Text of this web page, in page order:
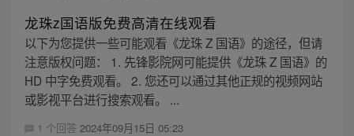
龙珠z国语版免费高清在线观看
以下为您提供一些可能观看《龙珠 Z 国语》的途径，但请
注意版权问题： 1. 先锋影院网可能提供《龙珠 Z 国语》的
HD 中字免费观看。 2. 您还可以通过其他正规的视频网站
或影视平台进行搜索观看。 ...
1 个回答 2024年09月15日 05:23